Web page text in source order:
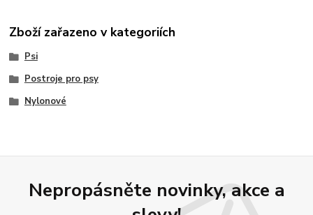
Zboží zařazeno v kategoriích
Psi
Postroje pro psy
Nylonové
Nepropásněte novinky, akce a